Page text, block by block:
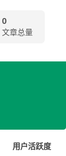
0
文章总量
用户活跃度